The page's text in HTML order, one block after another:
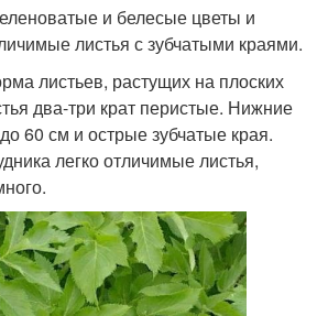
и белесые цветы и
листья с зубчатыми краями.
листьев, растущих на плоских
два-три крат перистые. Нижние
60 см и острые зубчатые края.
легко отличимые листья,